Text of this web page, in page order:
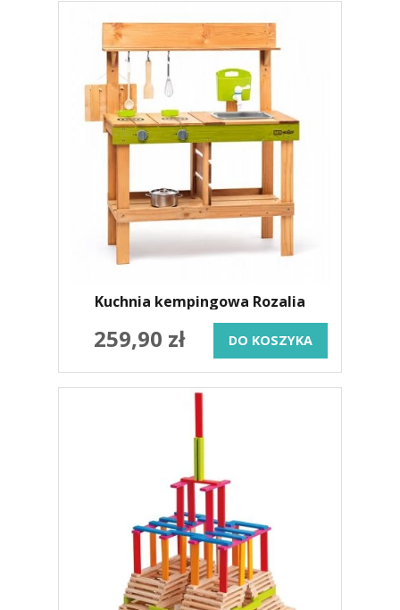
Kuchnia kempingowa Rozalia
259,90 zł DO KOSZYKA